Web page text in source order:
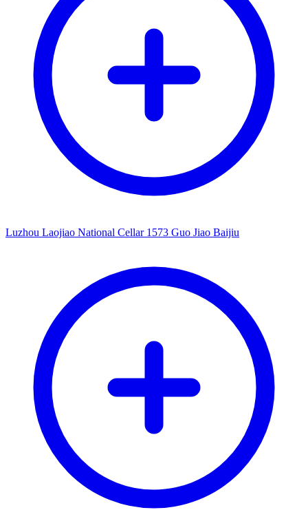
Luzhou Laojiao National Cellar 1573 Guo Jiao Baijiu